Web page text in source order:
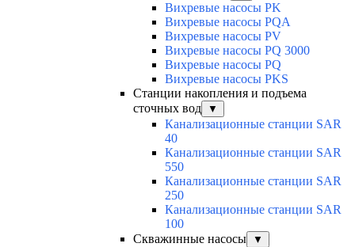
Вихревые насосы PK
Вихревые насосы PQA
Вихревые насосы PV
Вихревые насосы PQ 3000
Вихревые насосы PQ
Вихревые насосы PKS
Станции накопления и подъема
сточных вод
▼
Канализационные станции SAR
40
Канализационные станции SAR
550
Канализационные станции SAR
250
Канализационные станции SAR
100
Скважинные насосы
▼